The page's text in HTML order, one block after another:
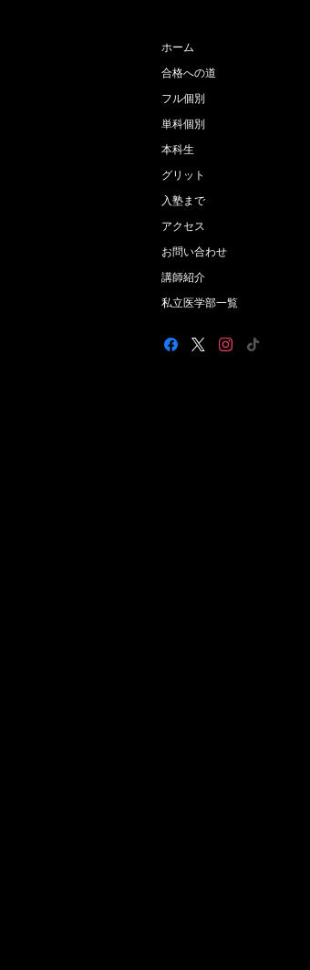
ホーム
合格への道
フル個別
単科個別
本科生
グリット
入塾まで
アクセス
お問い合わせ
講師紹介
私立医学部一覧